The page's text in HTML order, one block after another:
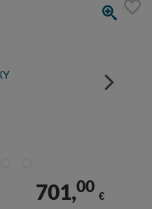
701,00
€